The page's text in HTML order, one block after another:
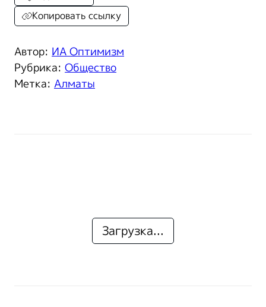
Автор: ИА Оптимизм
Рубрика: Общество
Метка: Алматы
Копировать ссылку
Загрузка...